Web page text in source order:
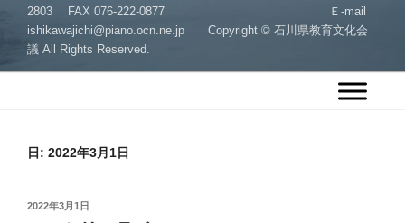
2803 FAX 076-222-0877 Ｅ-mail
ishikawajichi@piano.ocn.ne.jp Copyright © 石川県教育文化会
議 All Rights Reserved.
日: 2022年3月1日
投
2022年3月1日